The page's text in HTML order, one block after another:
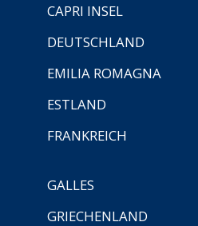
CAPRI INSEL
DEUTSCHLAND
EMILIA ROMAGNA
ESTLAND
FRANKREICH
GALLES
GRIECHENLAND